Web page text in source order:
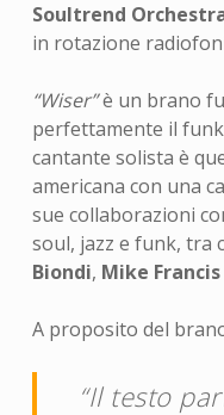
Soultrend
in rotazione
“Wiser”è un brano
perfettamente il funk
cantante solista è
americana con una
sue collaborazioni
soul, jazz e funk, tra
Biondi, Mike Francis
A proposito del
“Il testo